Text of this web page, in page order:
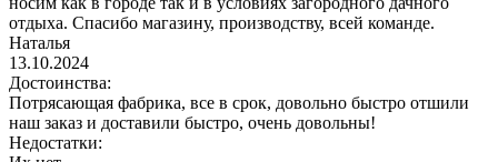
отдыха. Спасибо магазину, производству, всей команде.
Наталья
13.10.2024
Достоинства:
Потрясающая фабрика, все в срок, довольно быстро отшили
наш заказ и доставили быстро, очень довольны!
Недостатки: